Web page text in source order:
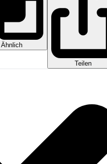
Ähnlich
Teilen